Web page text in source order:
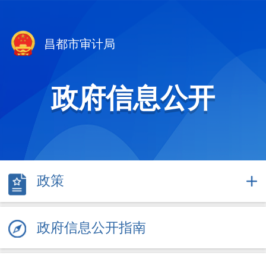
昌都市审计局
政府信息公开
政策
政府信息公开指南